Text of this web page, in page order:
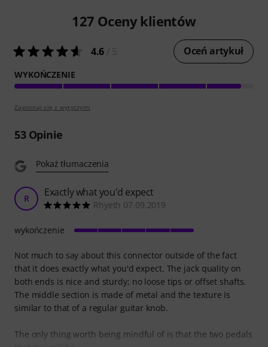
127 Oceny klientów
4.6 Oceń artykuł
WYKOŃCZENIE
Zapoznaj się z wytyczymi
53Opinie
Pokaż tłumaczenia
R Exactly what you'd expect
Rhyeth 07.09.2019
Not much to say about this connector outside of the fact
that it does exactly what you'd expect. The jack quality on
both ends is nice and sturdy; no loose tips or offset shafts.
The middle section is made of metal and the texture is
similar to that of a regular guitar knob.
The only thing worth being mindful of is that the two pedals
wykończenie